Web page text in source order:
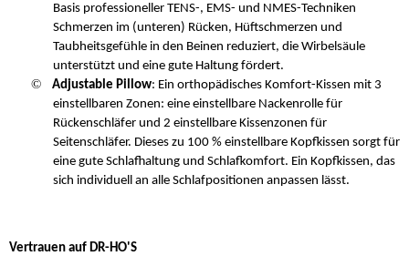
Basis professioneller TENS-, EMS- und NMES-Techniken
Schmerzen im (unteren) Rücken, Hüftschmerzen und
Taubheitsgefühle in den Beinen reduziert, die Wirbelsäule
unterstützt und eine gute Haltung fördert.
© Adjustable Pillow: Ein orthopädisches Komfort-Kissen mit 3
einstellbaren Zonen: eine einstellbare Nackenrolle für
Rückenschläfer und 2 einstellbare Kissenzonen für
Seitenschläfer. Dieses zu 100 % einstellbare Kopfkissen sorgt für
eine gute Schlafhaltung und Schlafkomfort. Ein Kopfkissen, das
sich individuell an alle Schlafpositionen anpassen lässt.
Vertrauen auf DR-HO'S